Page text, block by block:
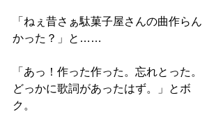
「ねぇ昔さぁ駄菓子屋さんの曲作らん
かった？」と……
「あっ！作った作った。忘れとった。
どっかに歌詞があったはず。」とボ
ク。